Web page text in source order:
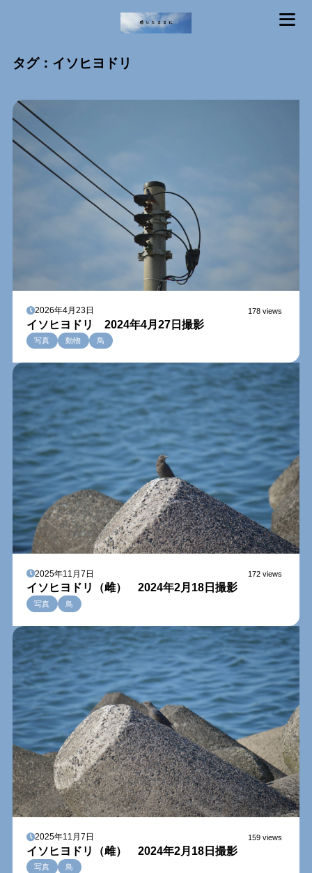
タグ：イソヒヨドリ
2026年4月23日 178 views
イソヒヨドリ 2024年4月27日撮影
写真 動物 鳥
2025年11月7日 172 views
イソヒヨドリ（雌） 2024年2月18日撮影
写真 鳥
2025年11月7日 159 views
イソヒヨドリ（雌） 2024年2月18日撮影
写真 鳥